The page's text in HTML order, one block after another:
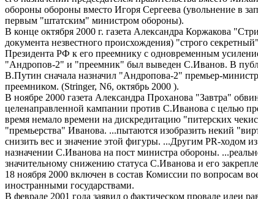
обороны обороны вместо Игоря Сергеева (увольнение в
первым "штатским" министром обороны).
В конце октября 2000 г. газета Александра Коржакова
документа незвестного происхождения) "строго
Президента РФ к его преемнику с одновременным
"Андропов-2" и "преемник" был выведен С.Иванов. В
В.Путин сначала назначил "Андропова-2" премьер-
преемником. (Stringer, N6, октябрь 2000 ).
В ноябре 2000 газета Александра Проханова "Завтра"
целенаправленной кампании против С.Иванова с целью
время немало времени на дискредитацию "питерских
"премьерства" Иванова. ...пытаются изобразить некий
снизить вес и значение этой фигуры. ...Другим PR-ходом
назначении С.Иванова на пост министра обороны.
значительному снижению статуса С.Иванова и его
18 ноября 2000 включен в состав Комиссии по вопросам
иностранными государствами.
В феврале 2001 года заявил о фактическом провале идеи